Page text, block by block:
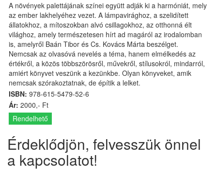
A növények palettájának színei együtt adják ki a harmóniát, mely
az ember lakhelyéhez vezet. A lámpavirághoz, a szelidített
állatokhoz, a mítoszokban alvó csillagokhoz, az otthonná élt
világhoz, amely természetesen hírt ad magáról az irodalomban
is, amelyről Baán Tibor és Cs. Kovács Márta beszélget.
Nemcsak az olvasóvá nevelés a téma, hanem elmélkedés az
értékről, a közös többszörösről, művekről, stílusokról, mindarról,
amiért könyvet veszünk a kezünkbe. Olyan könyveket, amik
nemcsak szórakoztatnak, de építik a lelket.
ISBN: 978-615-5479-52-6
Ár: 2000,- Ft
Rendelhető
Érdeklődjön, felvesszük önnel
a kapcsolatot!